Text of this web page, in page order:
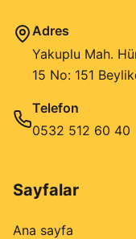
Adres
Yakuplu Mah.
15 No: 151
Telefon
0532 512 60 40
Sayfalar
Ana sayfa